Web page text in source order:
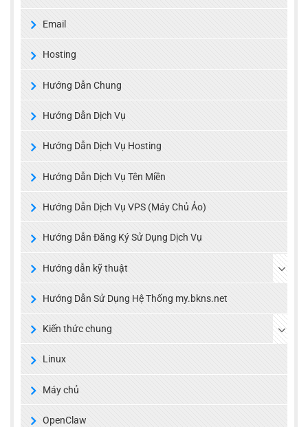
Email
Hosting
Hướng Dẫn Chung
Hướng Dẫn Dịch Vụ
Hướng Dẫn Dịch Vụ Hosting
Hướng Dẫn Dịch Vụ Tên Miền
Hướng Dẫn Dịch Vụ VPS (Máy Chủ Ảo)
Hướng Dẫn Đăng Ký Sử Dụng Dịch Vụ
Hướng dẫn kỹ thuật
Hướng Dẫn Sử Dụng Hệ Thống my.bkns.net
Kiến thức chung
Linux
Máy chủ
OpenClaw